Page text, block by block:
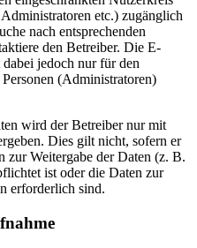
etc.) zugänglich
nach entsprechenden
den Betreiber. Die E-
jedoch nur für den
(Administratoren)
wird der Betreiber nur mit
Dies gilt nicht, sofern er
zur Weitergabe der Daten (z. B.
ist oder die Daten zur
erforderlich sind.